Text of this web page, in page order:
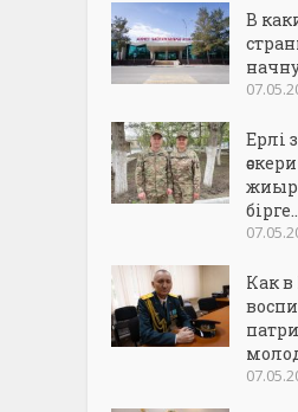
В
Ерлі
Как в